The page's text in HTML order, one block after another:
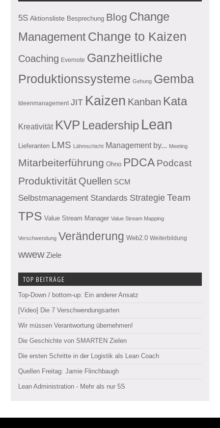
5S Aktionsliste Besprechung Blog Change
ManagementChange to Kaizen
Coaching Evernote Ganzheitliche
Produktionssysteme Gehung Gemba
Ideenmanagement JIT Kaizen Kanban Kata
Kreativität KVP Leadership Lean
Lieferanten LMS Lähmschicht Management by... Meeting
Mitarbeiterführung Ohno PDCA Podcast
Produktivität Quellen SCM
Selbstmanagement Standards Strategie Team
TPS Value Stream Manager Value Stream Mapping
Verschwendung Veränderung Web2.0 Weiterbildung
wwew Ziele
TOP BEITRÄGE
Top-Down / bottom-up: Ein anderer Ansatz
[Video] Die 7 Verschwendungsarten
Wir müssen Verantwortung übernehmen!
Die Geschichte von SMARTEN Zielen
Die ersten Schritte in der Logistik als Lean Coach
Quellen Freitag: Jamie Flinchbaugh
Lean Administration - Mehr als nur 5S